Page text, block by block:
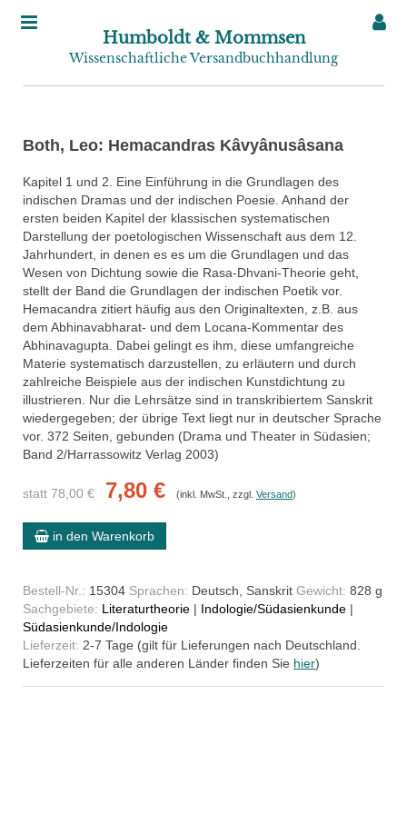
Humboldt & Mommsen
Wissenschaftliche Versandbuchhandlung
Both, Leo: Hemacandras Kâvyânusâsana
Kapitel 1 und 2. Eine Einführung in die Grundlagen des
indischen Dramas und der indischen Poesie. Anhand der
ersten beiden Kapitel der klassischen systematischen
Darstellung der poetologischen Wissenschaft aus dem 12.
Jahrhundert, in denen es es um die Grundlagen und das
Wesen von Dichtung sowie die Rasa-Dhvani-Theorie geht,
stellt der Band die Grundlagen der indischen Poetik vor.
Hemacandra zitiert häufig aus den Originaltexten, z.B. aus
dem Abhinavabharat- und dem Locana-Kommentar des
Abhinavagupta. Dabei gelingt es ihm, diese umfangreiche
Materie systematisch darzustellen, zu erläutern und durch
zahlreiche Beispiele aus der indischen Kunstdichtung zu
illustrieren. Nur die Lehrsätze sind in transkribiertem Sanskrit
wiedergegeben; der übrige Text liegt nur in deutscher Sprache
vor. 372 Seiten, gebunden (Drama und Theater in Südasien;
Band 2/Harrassowitz Verlag 2003)
statt 78,00 € 7,80 € (inkl. MwSt., zzgl. Versand)
in den Warenkorb
Bestell-Nr.: 15304 Sprachen: Deutsch, Sanskrit Gewicht: 828 g
Sachgebiete: Literaturtheorie | Indologie/Südasienkunde |
Südasienkunde/Indologie
Lieferzeit: 2-7 Tage (gilt für Lieferungen nach Deutschland.
Lieferzeiten für alle anderen Länder finden Sie hier)